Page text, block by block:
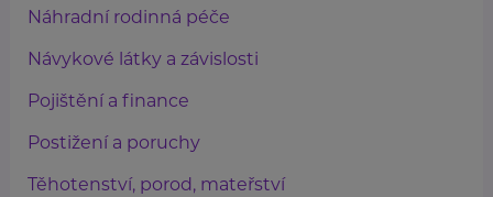
Náhradní rodinná péče
Návykové látky a závislosti
Pojištění a finance
Postižení a poruchy
Těhotenství, porod, mateřství